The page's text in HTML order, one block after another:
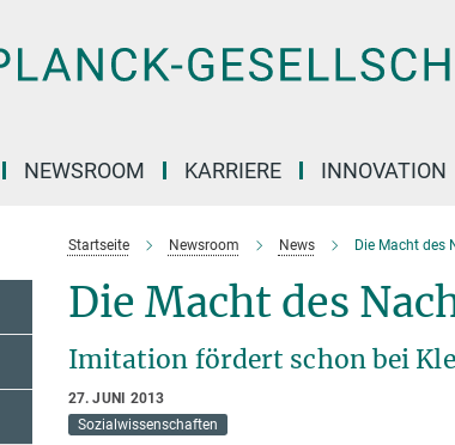
NEWSROOM KARRIERE INNOVATION
Startseite Newsroom News Die Macht des
Die Macht des
Imitation fördert schon bei
27. JUNI 2013
Sozialwissenschaften